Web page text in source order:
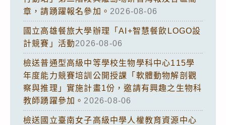
章，請踴躍報名參加。 2026-08-06
國立高雄餐旅大學辦理「AI+智慧餐飲LOGO設
計競賽」活動2026-08-06
檢送普通型高級中等學校生物學科中心115學
年度能力競賽培訓公開授課「軟體動物解剖觀
察與推理」實施計畫1份，邀請有興趣之生物科
教師踴躍參加。 2026-08-06
檢送國立臺南女子高級中學人權教育資源中心